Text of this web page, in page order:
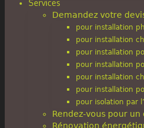
Services
Demandez votre
pour installation
pour installation
pour installation
pour installation
pour installation
pour installation
pour isolation par
Rendez-vous pour
Rénovation